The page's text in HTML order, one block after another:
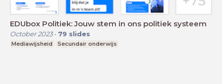
EDUbox Politiek: Jouw stem in ons politiek systeem
October 2023- 79 slides
Mediawijsheid Secundair onderwijs